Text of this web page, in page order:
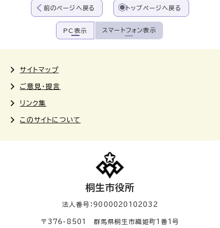
前のページへ戻る トップページへ戻る
PC表示 スマートフォン表示
サイトマップ
ご意見・提言
リンク集
このサイトについて
桐生市役所
法人番号：9000020102032
〒376-8501 群馬県桐生市織姫町1番1号